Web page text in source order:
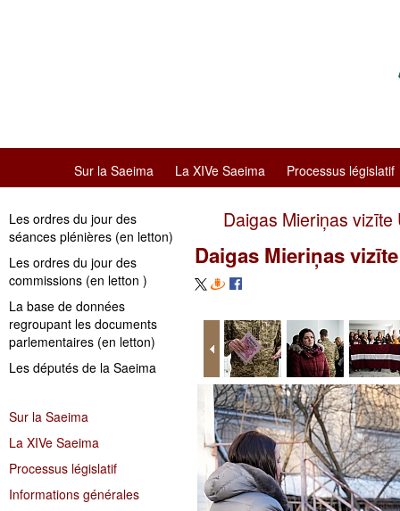
Sur la Saeima La XIVe Saeima Processus législatif
Les ordres du jour des
séances plénières (en letton)
Les ordres du jour des
commissions (en letton )
La base de données
regroupant les documents
parlementaires (en letton)
Les députés de la Saeima
Sur la Saeima
La XIVe Saeima
Processus législatif
Informations générales
Daigas Mieriņas vizīte
Daigas Mieriņas